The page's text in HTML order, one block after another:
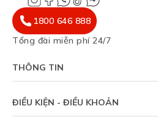
1800 646 888
Tổng đài miễn phí 24/7
THÔNG TIN
Khảo sát tỷ lệ đạt visa
ĐIỀU KIỆN - ĐIỀU KHOẢN